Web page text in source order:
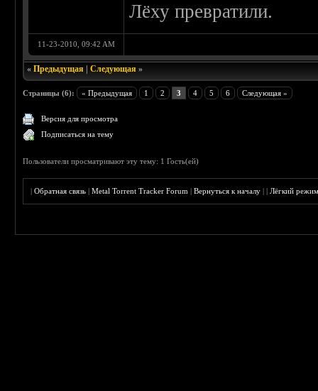
Лёху превратили.
11-23-2010, 09:42 AM
«Предыдущая |Следующая »
Страницы (6): « Предыдущая 1 2 3 4 5 6 Следующая »
Версия для просмотра
Подписаться на тему
Пользователи просматривают эту тему: 1 Гость(ей)
|Обратная связь |Metal Torrent Tracker Forum |Вернуться к началу ||Лёгкий